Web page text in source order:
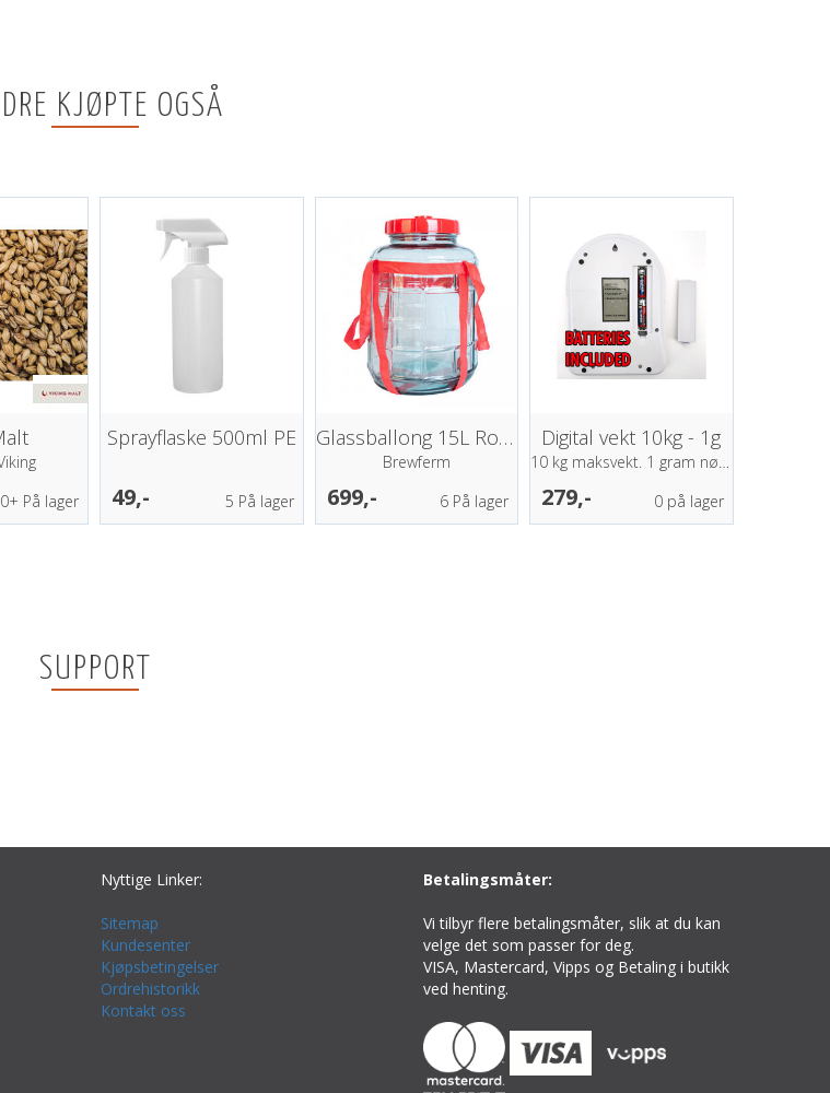
KJØPTE OGSÅ
På lager
Sprayflaske 500ml PE
49,- 5 På lager
Glassballong 15L Royal Bubbler
Brewferm
699,- 6 På lager
Digital vekt 10kg - 1g
279,- 0på lager
SUPPORT
Nyttige Linker:
Sitemap
Kundesenter
Kjøpsbetingelser
Ordrehistorikk
Kontakt oss
Betalingsmåter:
Vi tilbyr flere betalingsmåter, slik at du kan
velge det som passer for deg.
VISA, Mastercard, Vipps og Betaling i butikk
ved henting.